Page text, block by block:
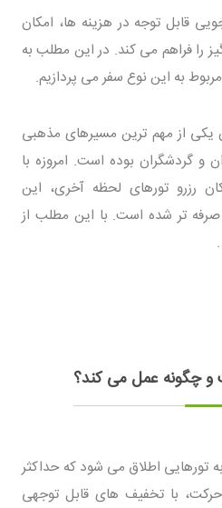
قابل توجه در هزینه ها، امکان
را فراهم می کند. در این مطلب به
به این نوع سفر می پردازیم.
یکی از مهم ترین مسیرهای مذهبی
و گردشگران بوده است. امروزه با
رزرو تورهای لحظه آخری، این
تر شده است. با این مطلب از
چگونه عمل می کند؟
تورهایی اطلاق می شود که حداکثر
حرکت، با تخفیف های قابل توجهی